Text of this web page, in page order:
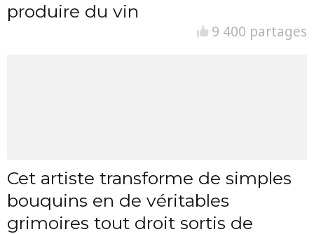
produire du vin
9 400 partages
Cet artiste transforme de simples
bouquins en de véritables
grimoires tout droit sortis de